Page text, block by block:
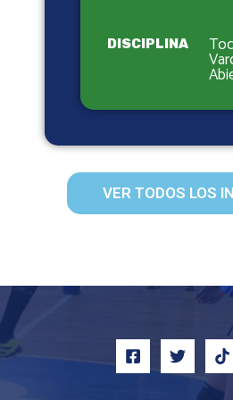
DISCIPLINA
VER TODOS LOS